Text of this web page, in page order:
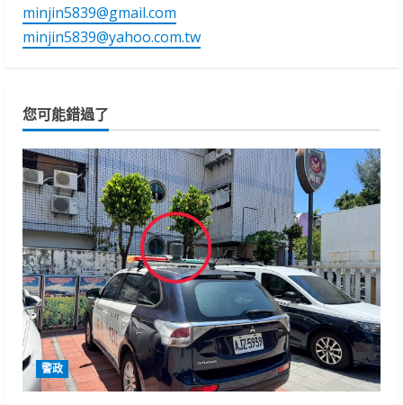
minjin5839@gmail.com
minjin5839@yahoo.com.tw
您可能錯過了
警政